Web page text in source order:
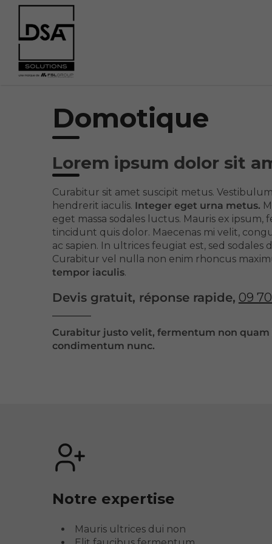
Domotique
Lorem ipsum dolor sit
Curabitur sit amet suscipit metus.
hendrerit iaculis. Integer eget urna metus.
eget massa sodales luctus. Mauris ex ipsum,
tincidunt quis dolor. Maecenas mi velit,
ac sapien. In ultrices feugiat est, sed sodales
Curabitur vel nulla non enim rhoncus
tempor iaculis.
Devis gratuit, réponse rapide, 09
Curabitur justo velit, fermentum non quam
condimentum nunc.
Notre expertise
Mauris ultrices dui non